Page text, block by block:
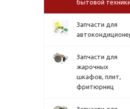
бытовой техники
Запчасти для
Запчасти для
жарочных
шкафов, плит,
фритюрниц